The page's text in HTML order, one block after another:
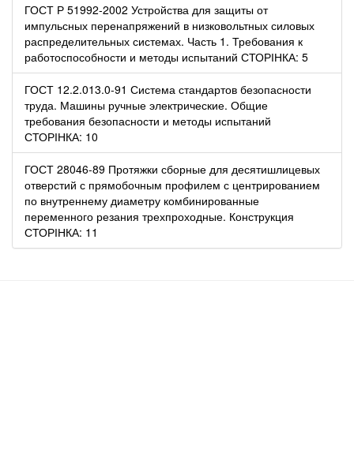
ГОСТ Р 51992-2002 Устройства для защиты от
импульсных перенапряжений в низковольтных силовых
распределительных системах. Часть 1. Требования к
работоспособности и методы испытаний СТОРІНКА: 5
ГОСТ 12.2.013.0-91 Система стандартов безопасности
труда. Машины ручные электрические. Общие
требования безопасности и методы испытаний
СТОРІНКА: 10
ГОСТ 28046-89 Протяжки сборные для десятишлицевых
отверстий с прямобочным профилем с центрированием
по внутреннему диаметру комбинированные
переменного резания трехпроходные. Конструкция
СТОРІНКА: 11